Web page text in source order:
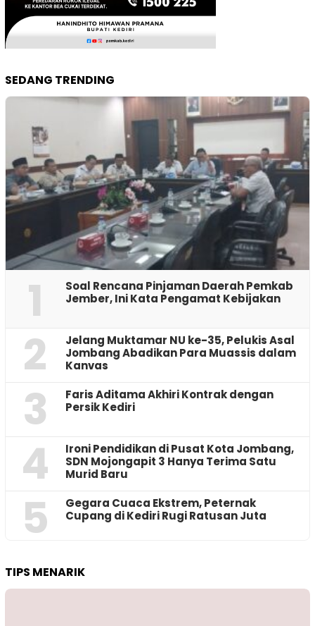
SEDANG TRENDING
1
‎Soal Rencana Pinjaman Daerah Pemkab
Jember, Ini Kata Pengamat Kebijakan ‎
2
Jelang Muktamar NU ke-35, Pelukis Asal
Jombang Abadikan Para Muassis dalam
Kanvas
3
Faris Aditama Akhiri Kontrak dengan
Persik Kediri
4
Ironi Pendidikan di Pusat Kota Jombang,
SDN Mojongapit 3 Hanya Terima Satu
Murid Baru
5
‎Gegara Cuaca Ekstrem, Peternak
Cupang di Kediri Rugi Ratusan Juta
TIPS MENARIK